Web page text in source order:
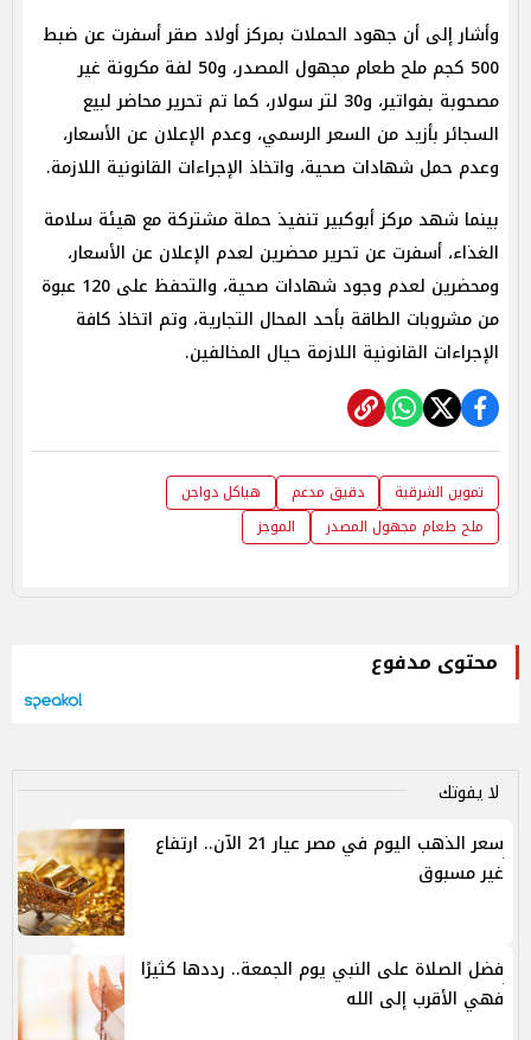
وأشار إلى أن جهود الحملات بمركز أولاد صقر أسفرت عن ضبط
500 كجم ملح طعام مجهول المصدر، و50 لفة مكرونة غير
مصحوبة بفواتير، و30 لتر سولار، كما تم تحرير محاضر لبيع
السجائر بأزيد من السعر الرسمي، وعدم الإعلان عن الأسعار،
وعدم حمل شهادات صحية، واتخاذ الإجراءات القانونية اللازمة.
​بينما شهد مركز أبوكبير تنفيذ حملة مشتركة مع هيئة سلامة
الغذاء، أسفرت عن تحرير محضرين لعدم الإعلان عن الأسعار،
ومحضرين لعدم وجود شهادات صحية، والتحفظ على 120 عبوة
من مشروبات الطاقة بأحد المحال التجارية، وتم اتخاذ كافة
الإجراءات القانونية اللازمة حيال المخالفين.
تموين الشرقية دقيق مدعم
هياكل دواجن
ملح طعام مجهول المصدر
الموجز
محتوى مدفوع
لا يفوتك
سعر الذهب اليوم في مصر عيار 21 الآن.. ارتفاع
غير مسبوق
فضل الصلاة على النبي يوم الجمعة.. رددها كثيرًا
فهي الأقرب إلى الله